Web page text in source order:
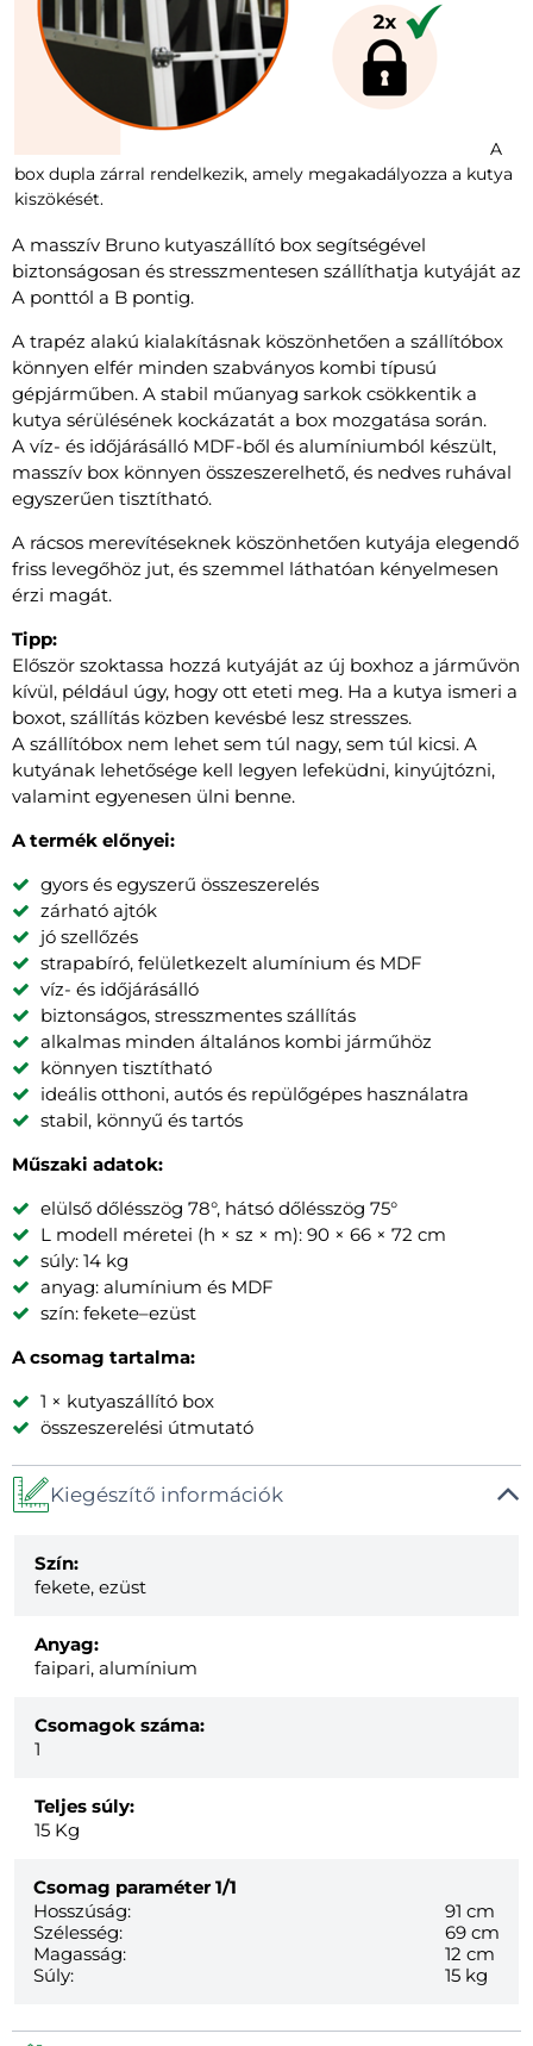
A
box dupla zárral rendelkezik, amely megakadályozza a kutya
kiszökését.
A masszív Bruno kutyaszállító box segítségével
biztonságosan és stresszmentesen szállíthatja kutyáját az
A ponttól a B pontig.
A trapéz alakú kialakításnak köszönhetően a szállítóbox
könnyen elfér minden szabványos kombi típusú
gépjárműben. A stabil műanyag sarkok csökkentik a
kutya sérülésének kockázatát a box mozgatása során.
A víz- és időjárásálló MDF-ből és alumíniumból készült,
masszív box könnyen összeszerelhető, és nedves ruhával
egyszerűen tisztítható.
A rácsos merevítéseknek köszönhetően kutyája elegendő
friss levegőhöz jut, és szemmel láthatóan kényelmesen
érzi magát.
Tipp:
Először szoktassa hozzá kutyáját az új boxhoz a járművön
kívül, például úgy, hogy ott eteti meg. Ha a kutya ismeri a
boxot, szállítás közben kevésbé lesz stresszes.
A szállítóbox nem lehet sem túl nagy, sem túl kicsi. A
kutyának lehetősége kell legyen lefeküdni, kinyújtózni,
valamint egyenesen ülni benne.
A termék előnyei:
gyors és egyszerű összeszerelés
zárható ajtók
jó szellőzés
strapabíró, felületkezelt alumínium és MDF
víz- és időjárásálló
biztonságos, stresszmentes szállítás
alkalmas minden általános kombi járműhöz
könnyen tisztítható
ideális otthoni, autós és repülőgépes használatra
stabil, könnyű és tartós
Műszaki adatok:
elülső dőlésszög 78°, hátsó dőlésszög 75°
L modell méretei (h × sz × m): 90 × 66 × 72 cm
súly: 14 kg
anyag: alumínium és MDF
szín: fekete–ezüst
A csomag tartalma:
1 × kutyaszállító box
összeszerelési útmutató
Kiegészítő információk
Szín:
fekete, ezüst
Anyag:
faipari, alumínium
Csomagok száma:
1
Teljes súly:
15 Kg
Csomag paraméter 1/1
Hosszúság:
91 cm
Szélesség:
69 cm
Magasság:
12 cm
Súly:
15 kg